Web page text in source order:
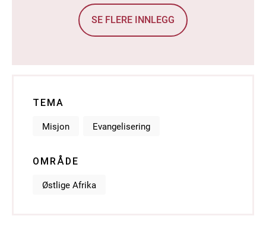
SE FLERE INNLEGG
TEMA
Misjon Evangelisering
OMRÅDE
Østlige Afrika